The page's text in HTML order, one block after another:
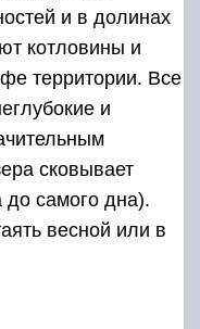
и в долинах
котловины и
территории. Все
и
сковывает
до самого дна).
весной или в